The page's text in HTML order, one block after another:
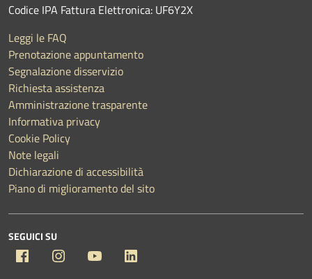
Codice IPA Fattura Elettronica: UF6Y2X
Leggi le FAQ
Prenotazione appuntamento
Segnalazione disservizio
Richiesta assistenza
Amministrazione trasparente
Informativa privacy
Cookie Policy
Note legali
Dichiarazione di accessibilità
Piano di miglioramento del sito
SEGUICI SU
Facebook Instagram YouTube